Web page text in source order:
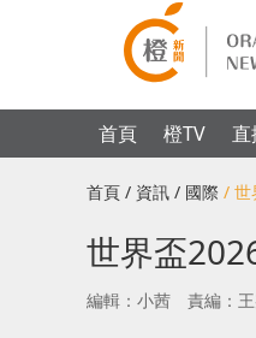
首頁 橙TV 直
首頁 / 資訊 / 國際 / 世
世界盃
編輯：小茜 責編：